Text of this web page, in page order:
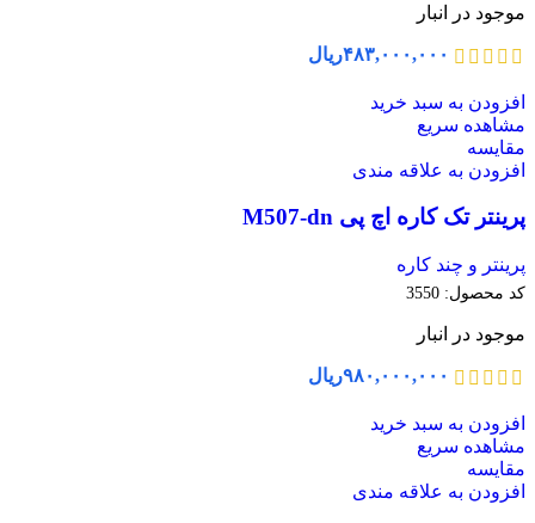
موجود در انبار
۴۸۳,۰۰۰,۰۰۰ریال
افزودن به سبد خرید
مشاهده سریع
مقایسه
افزودن به علاقه مندی
پرینتر تک کاره اچ پی M507-dn
پرینتر و چند کاره
کد محصول: 3550
موجود در انبار
۹۸۰,۰۰۰,۰۰۰ریال
افزودن به سبد خرید
مشاهده سریع
مقایسه
افزودن به علاقه مندی